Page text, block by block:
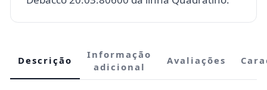
Descrição
Informação
adicional
Avaliações